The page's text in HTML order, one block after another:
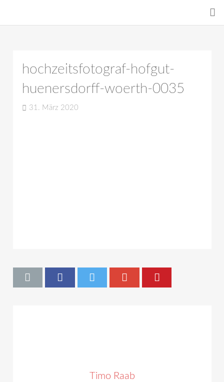
hochzeitsfotograf-hofgut-
huenersdorff-woerth-0035
31. März 2020
Timo Raab